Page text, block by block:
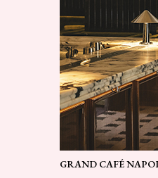
GRAND CAFÉ